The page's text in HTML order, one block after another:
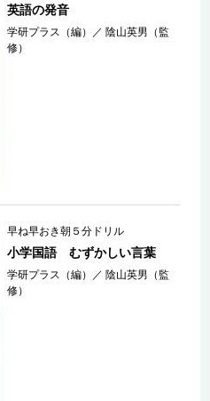
英語の発音
学研プラス（編） ／ 陰山英男（監
修）
早ね早おき朝５分ドリル
小学国語 むずかしい言葉
学研プラス（編） ／ 陰山英男（監
修）